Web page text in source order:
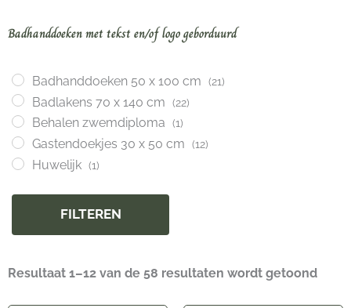
Badhanddoeken met tekst en/of logo geborduurd
Badhanddoeken 50 x 100 cm (21)
Badlakens 70 x 140 cm (22)
Behalen zwemdiploma (1)
Gastendoekjes 30 x 50 cm (12)
Huwelijk (1)
FILTEREN
Resultaat 1–12 van de 58 resultaten wordt getoond